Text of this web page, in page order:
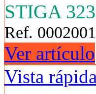
STIGA
Ref.
Ver artículo
Vista rápida